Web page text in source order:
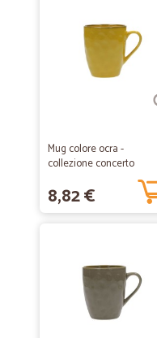
Mug colore ocra -
collezione concerto
8,82 €